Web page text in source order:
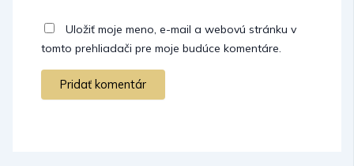
Uložiť moje meno, e-mail a webovú stránku v
tomto prehliadači pre moje budúce komentáre.